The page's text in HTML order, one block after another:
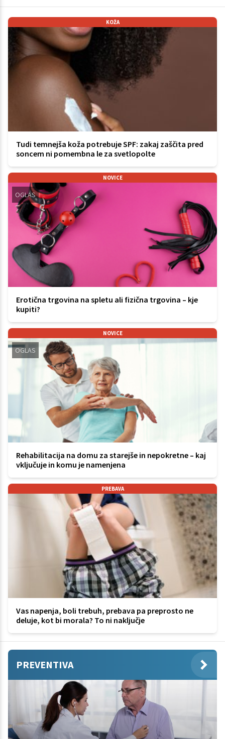
KOŽA
Tudi temnejša koža potrebuje SPF: zakaj zaščita pred
soncem ni pomembna le za svetlopolte
NOVICE
OGLAS
Erotična trgovina na spletu ali fizična trgovina – kje
kupiti?
NOVICE
OGLAS
Rehabilitacija na domu za starejše in nepokretne – kaj
vključuje in komu je namenjena
PREBAVA
Vas napenja, boli trebuh, prebava pa preprosto ne
deluje, kot bi morala? To ni naključje
PREVENTIVA